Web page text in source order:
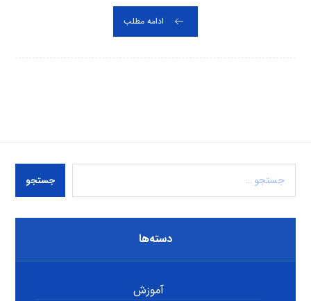
ادامه مطلب
جستجو
دسته‌ها
آموزش